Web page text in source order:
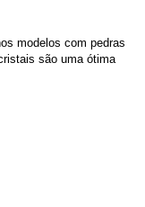
modelos com pedras
são uma ótima